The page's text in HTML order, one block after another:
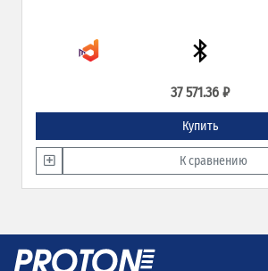
37 571.36 ₽
Купить
К сравнению